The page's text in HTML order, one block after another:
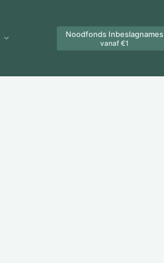
Noodfonds Inbeslagnames
vanaf €1